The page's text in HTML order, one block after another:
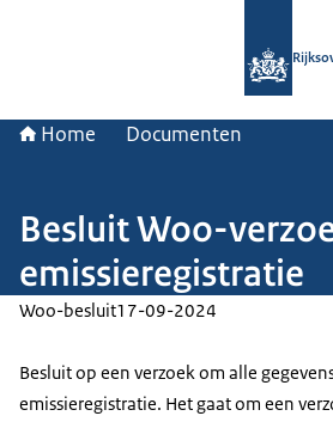
Home Documenten
Besluit Woo-
emissieregistratie
Woo-besluit17-09-2024
Besluit op een verzoek om alle
emissieregistratie. Het gaat om een